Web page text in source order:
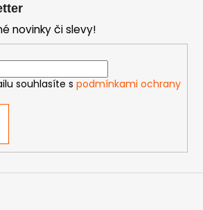
novinky či slevy!
souhlasíte s podmínkami ochrany